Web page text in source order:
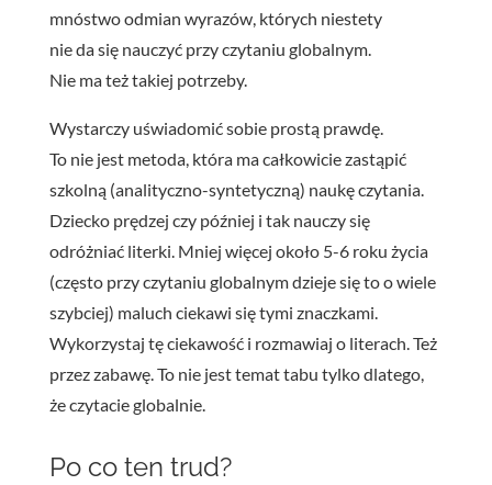
mnóstwo odmian wyrazów, których niestety
nie da się nauczyć przy czytaniu globalnym.
Nie ma też takiej potrzeby.
Wystarczy uświadomić sobie prostą prawdę.
To nie jest metoda, która ma całkowicie zastąpić
szkolną (analityczno-syntetyczną) naukę czytania.
Dziecko prędzej czy później i tak nauczy się
odróżniać literki. Mniej więcej około 5-6 roku życia
(często przy czytaniu globalnym dzieje się to o wiele
szybciej) maluch ciekawi się tymi znaczkami.
Wykorzystaj tę ciekawość i rozmawiaj o literach. Też
przez zabawę. To nie jest temat tabu tylko dlatego,
że czytacie globalnie.
Po co ten trud?